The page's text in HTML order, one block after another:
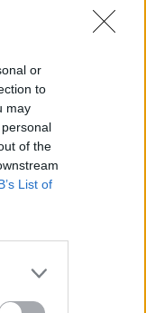
or
to
may
of the
List of